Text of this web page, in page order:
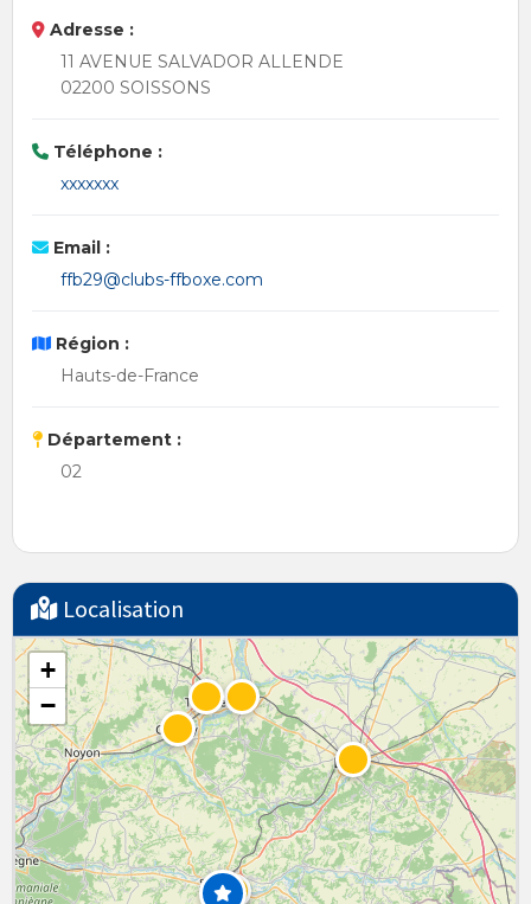
Adresse :
11 AVENUE SALVADOR ALLENDE
02200 SOISSONS
Téléphone :
xxxxxxx
Email :
ffb29@clubs-ffboxe.com
Région :
Hauts-de-France
Département :
02
Localisation
+
−